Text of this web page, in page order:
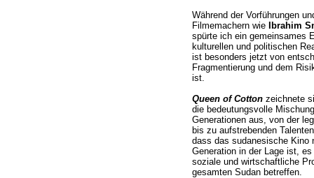
Während der Vorführungen
Filmemachern wie
Ibrahim
spürte ich ein gemeinsames
kulturellen und politischen
ist besonders jetzt von
Fragmentierung und dem
ist.
Queen of Cottonzeichnete
die bedeutungsvolle
Generationen aus, von der
bis zu aufstrebenden
dass das sudanesische Kino
Generation in der Lage ist,
soziale und wirtschaftliche
gesamten Sudan betreffen.